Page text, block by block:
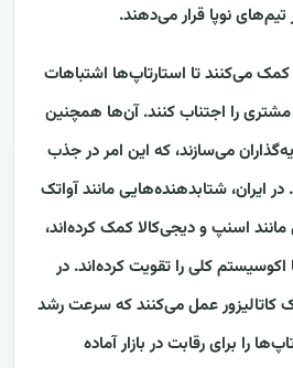
نوپا قرار می‌دهند.
کمک می‌کنند تا استارتاپ‌ها اشتباهات
مشتری را اجتناب کنند. آن‌ها همچنین
می‌سازند، که این امر در جذب
ایران، شتابدهنده‌هایی مانند آواتک
اسنپ و دیجی‌کالا کمک کرده‌اند،
کلی را تقویت کرده‌اند. در
کاتالیزور عمل می‌کنند که سرعت رشد
را برای رقابت در بازار آماده